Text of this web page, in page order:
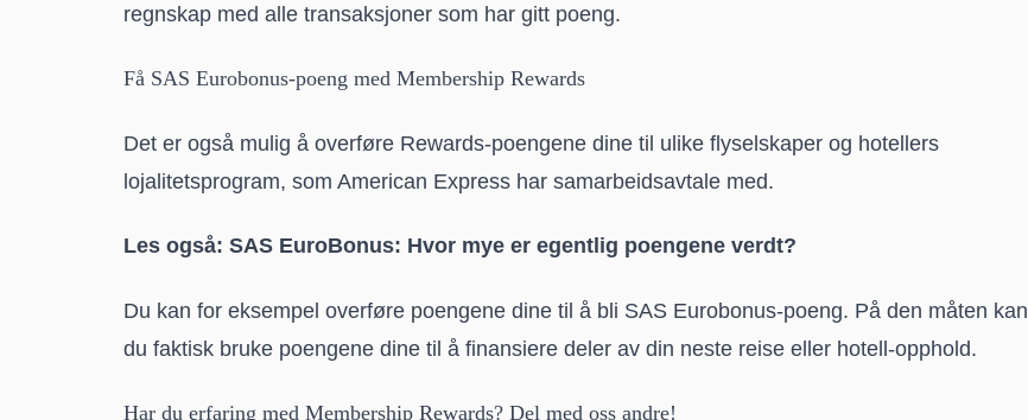
regnskap med alle transaksjoner som har gitt poeng.
Få SAS Eurobonus-poeng med Membership Rewards
Det er også mulig å overføre Rewards-poengene dine til ulike flyselskaper og hotellers
lojalitetsprogram, som American Express har samarbeidsavtale med.
Les også: SAS EuroBonus: Hvor mye er egentlig poengene verdt?
Du kan for eksempel overføre poengene dine til å bli SAS Eurobonus-poeng. På den måten kan
du faktisk bruke poengene dine til å finansiere deler av din neste reise eller hotell-opphold.
Har du erfaring med Membership Rewards? Del med oss andre!